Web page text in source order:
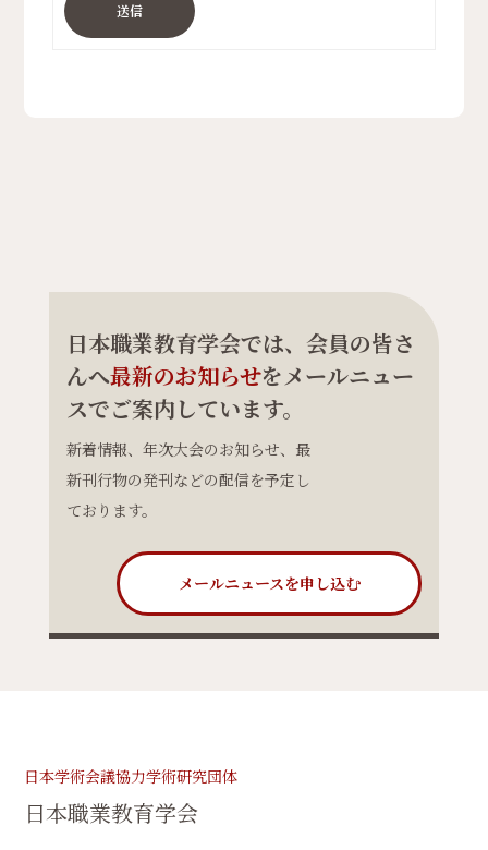
送信
日本職業教育学会では、会員の皆さ
んへ最新のお知らせをメールニュー
スでご案内しています。
新着情報、年次大会のお知らせ、最
新刊行物の発刊などの配信を予定し
ております。
メールニュースを申し込む
日本学術会議協力学術研究団体
日本職業教育学会